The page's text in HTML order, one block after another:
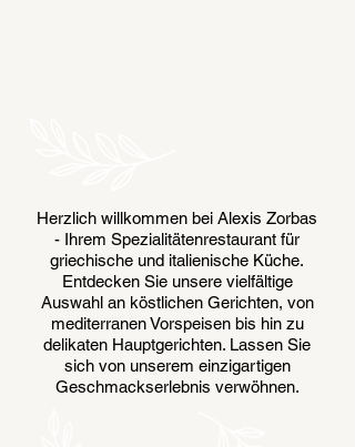
Herzlich willkommen bei Alexis Zorbas
- Ihrem Spezialitätenrestaurant für
griechische und italienische Küche.
Entdecken Sie unsere vielfältige
Auswahl an köstlichen Gerichten, von
mediterranen Vorspeisen bis hin zu
delikaten Hauptgerichten. Lassen Sie
sich von unserem einzigartigen
Geschmackserlebnis verwöhnen.